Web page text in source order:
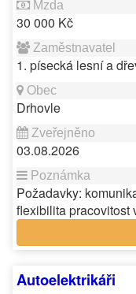
30 000 Kč
1. písecká lesní a
Drhovle
03.08.2026
Požadavky:
flexibilita
Autoelektrikáři